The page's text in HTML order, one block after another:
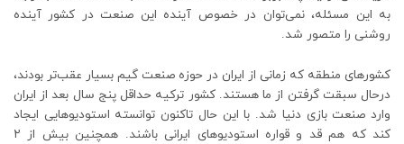
به این مسئله، نمی‌توان در خصوص آینده این صنعت در کشور آینده
روشنی را متصور شد.
کشورهای منطقه که زمانی از ایران در حوزه صنعت گیم بسیار عقب‌تر بودند،
درحال سبقت گرفتن از ما هستند. کشور ترکیه حداقل پنج سال بعد از ایران
وارد صنعت بازی دنیا شد. با این حال تاکنون توانسته استودیو‌هایی ایجاد
کند که هم قد و قواره استودیوهای ایرانی باشند. همچنین بیش از ۲